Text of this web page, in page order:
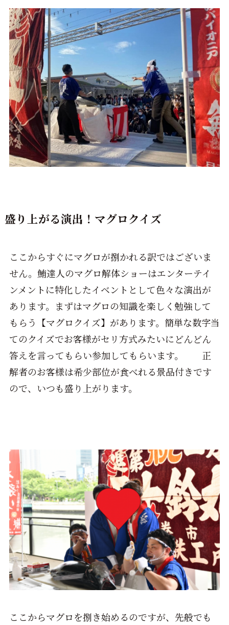
盛り上がる演出！マグロクイズ
ここからすぐにマグロが捌かれる訳ではございま
せん。鮪達人のマグロ解体ショーはエンターテイ
ンメントに特化したイベントとして色々な演出が
あります。まずはマグロの知識を楽しく勉強して
もらう【マグロクイズ】があります。簡単な数字当
てのクイズでお客様がセリ方式みたいにどんどん
答えを言ってもらい参加してもらいます。 正
解者のお客様は希少部位が食べれる景品付きです
ので、いつも盛り上がります。
ここからマグロを捌き始めるのですが、先般でも